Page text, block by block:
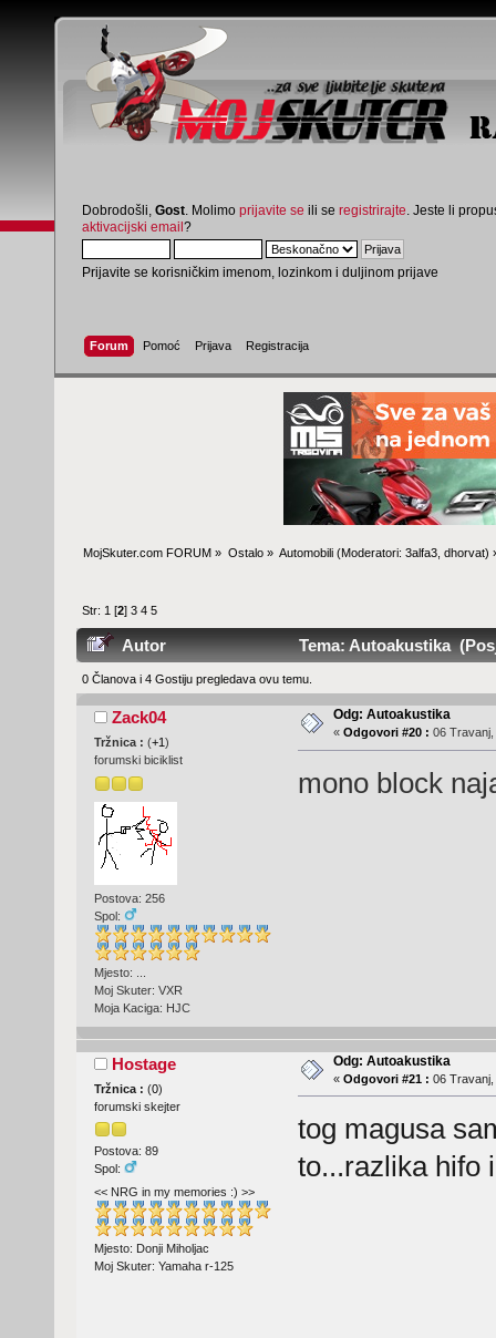
Dobrodošli, Gost . Molimo prijavite se ili se registrirajte . Jeste li
aktivacijski email?
Prijavite se korisničkim imenom, lozinkom i duljinom prijave
Forum Pomoć Prijava Registracija
MojSkuter.com FORUM » Ostalo» Automobili(Moderatori: 3alfa3, dhorvat)
Str: 1 [2]3 4 5
Autor Tema: Autoakustika
0 Članova i 4 Gostiju pregledava ovu temu.
Zack04
Tržnica : (+1 )
forumski biciklist
Postova: 256
Spol:
Mjesto: ...
Moj Skuter: VXR
Moja Kaciga: HJC
Odg: Autoakustika
« Odgovori #20 : 06 Travanj,
mono block
Hostage
Tržnica : (0)
forumski skejter
Postova: 89
Spol:
<< NRG in my memories :) >>
Mjesto: Donji Miholjac
Moj Skuter: Yamaha r-125
Odg: Autoakustika
« Odgovori #21 : 06 Travanj,
tog magusa
to...razlika hifo